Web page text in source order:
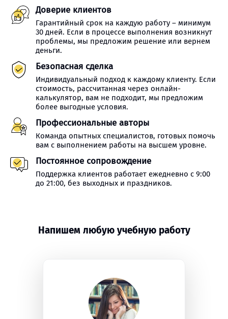
Доверие клиентов
Гарантийный срок на каждую работу – минимум
30 дней. Если в процессе выполнения возникнут
проблемы, мы предложим решение или вернем
деньги.
Безопасная сделка
Индивидуальный подход к каждому клиенту. Если
стоимость, рассчитанная через онлайн-
калькулятор, вам не подходит, мы предложим
более выгодные условия.
Профессиональные авторы
Команда опытных специалистов, готовых помочь
вам с выполнением работы на высшем уровне.
Постоянное сопровождение
Поддержка клиентов работает ежедневно с 9:00
до 21:00, без выходных и праздников.
Напишем любую учебную работу